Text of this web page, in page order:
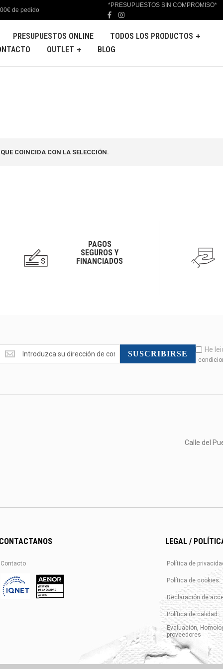
de pedido
*PRESUPUESTOS SIN COMPROMISO*
facebook
instagram
PRESUPUESTOS ONLINE
TODOS LOS PRODUCTOS
OUTLET BLOG
COINCIDA CON LA SELECCIÓN.
PAGOS
SEGUROS Y
FINANCIADOS
Ofertas
<br>Novedades
SUSCRIBIRSE He
Calle del
CONTACTANOS
Contacto
LEGAL /
Política de
Política de cookies
Declaración de
Política de calidad
Evaluación,
proveedores